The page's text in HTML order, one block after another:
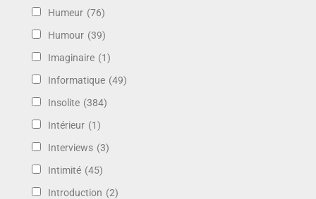
Humeur (76)
Humour (39)
Imaginaire (1)
Informatique (49)
Insolite (384)
Intérieur (1)
Interviews (3)
Intimité (45)
Introduction (2)